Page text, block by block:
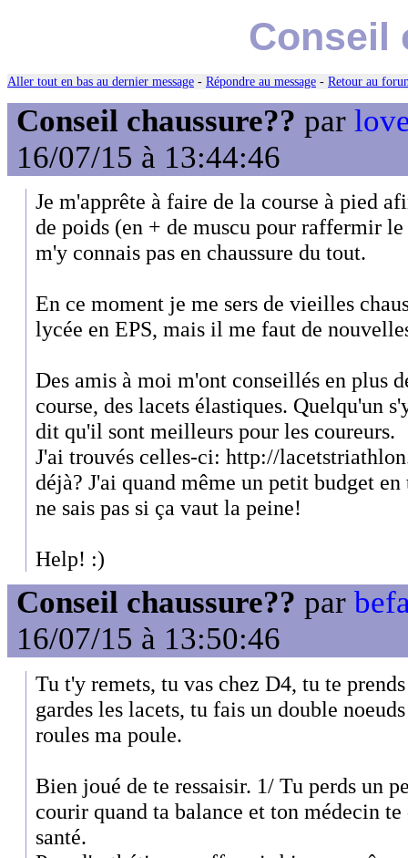
Conseil
Aller tout en bas au dernier message - Répondre au message - Retour au
Conseil chaussure?? par
16/07/15 à 13:44:46
Je m'apprête à faire de la course à pied
de poids (en + de muscu pour raffermir
m'y connais pas en chaussure du tout.
En ce moment je me sers de vieilles
lycée en EPS, mais il me faut de
Des amis à moi m'ont conseillés en plus
course, des lacets élastiques. Quelqu'un
dit qu'il sont meilleurs pour les coureurs.
J'ai trouvés celles-ci: http://
déjà? J'ai quand même un petit budget
ne sais pas si ça vaut la peine!
Help! :)
Conseil chaussure?? par
16/07/15 à 13:50:46
Tu t'y remets, tu vas chez D4, tu te
gardes les lacets, tu fais un double
roules ma poule.
Bien joué de te ressaisir. 1/ Tu perds un
courir quand ta balance et ton médecin
santé.